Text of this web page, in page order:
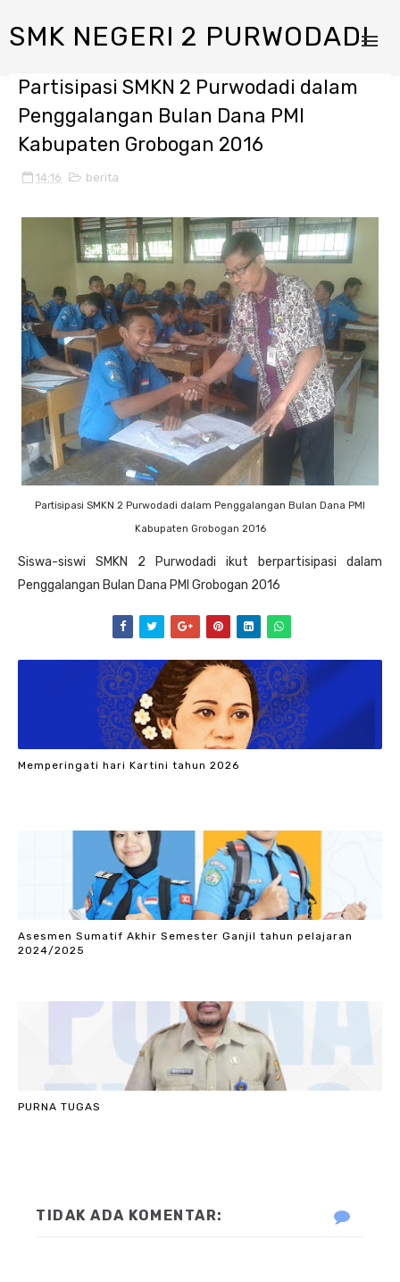
SMK NEGERI 2 PURWODADI
Partisipasi SMKN 2 Purwodadi dalam
Penggalangan Bulan Dana PMl
Kabupaten Grobogan 2016
14:16 berita
Partisipasi SMKN 2 Purwodadi dalam Penggalangan Bulan Dana PMl
Kabupaten Grobogan 2016
Siswa-siswi SMKN 2 Purwodadi ikut berpartisipasi dalam
Penggalangan Bulan Dana PMI Grobogan 2016
Memperingati hari Kartini tahun 2026
Asesmen Sumatif Akhir Semester Ganjil tahun pelajaran
2024/2025
PURNA TUGAS
TIDAK ADA KOMENTAR: